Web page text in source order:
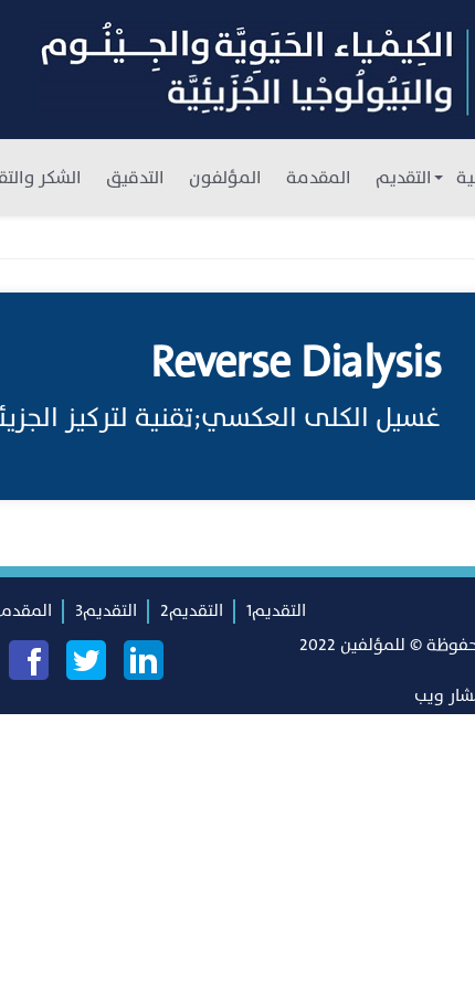
التقديم المقدمة المؤلفون التدقيق الشكر
Reverse Dialysis
غسيل الكلى العكسي;تقنية لتركيز
التقديم1 التقديم2 التقديم3
© للمؤلفين 2022
ويب